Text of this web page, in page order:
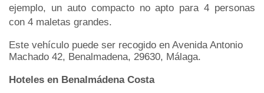
ejemplo, un auto compacto no apto para 4 personas
con 4 maletas grandes.
Este vehículo puede ser recogido en Avenida Antonio
Machado 42, Benalmadena, 29630, Málaga.
Hoteles en Benalmádena Costa